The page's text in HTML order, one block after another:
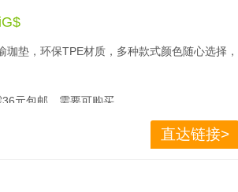
垫，环保TPE材质，多种款式颜色随心选择，
元包邮，需要可购买。
￥ 直达链接>